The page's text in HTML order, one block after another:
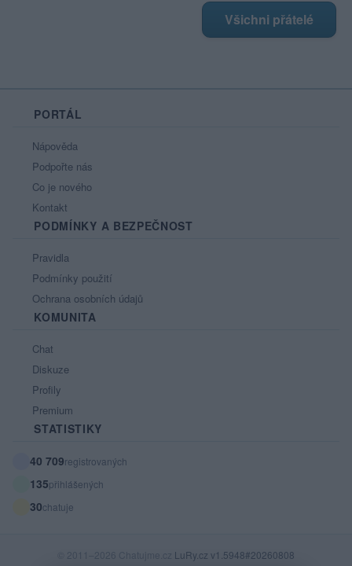
Všichni přátelé
PORTÁL
Nápověda
Podpořte nás
Co je nového
Kontakt
PODMÍNKY A BEZPEČNOST
Pravidla
Podmínky použití
Ochrana osobních údajů
KOMUNITA
Chat
Diskuze
Profily
Premium
STATISTIKY
40 709registrovaných
135přihlášených
30chatuje
© 2011–2026 Chatujme.cz LuRy.cz v1.5948#20260808